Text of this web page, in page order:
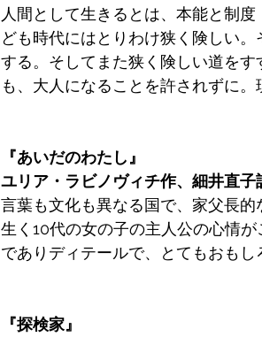
人間として生きるとは、本能と制
ども時代にはとりわけ狭く険しい
する。そしてまた狭く険しい道を
も、大人になることを許されずに。
『あいだのわたし』
ユリア・ラビノヴィチ作、細井直子
言葉も文化も異なる国で、家父長
生く10代の女の子の主人公の心情
でありディテールで、とてもおもし
『探検家』